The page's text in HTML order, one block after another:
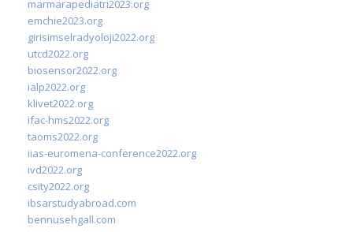
marmarapediatri2023.org
emchie2023.org
girisimselradyoloji2022.org
utcd2022.org
biosensor2022.org
ialp2022.org
klivet2022.org
ifac-hms2022.org
taoms2022.org
iias-euromena-conference2022.org
ivd2022.org
csity2022.org
ibsarstudyabroad.com
bennusehgall.com